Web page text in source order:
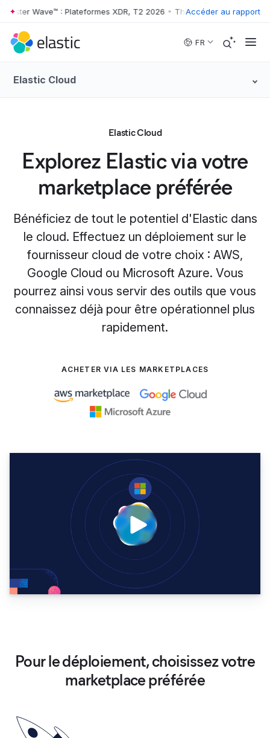
Skip to main content
Wave™ : Plateformes XDR, T2 2026 • The Forrester Wave™ :
Accéder au rapport
FR
Elastic Cloud
Elastic Cloud
Explorez Elastic via votre
marketplace préférée
Bénéficiez de tout le potentiel d'Elastic dans
le cloud. Effectuez un déploiement sur le
fournisseur cloud de votre choix : AWS,
Google Cloud ou Microsoft Azure. Vous
pourrez ainsi vous servir des outils que vous
connaissez déjà pour être opérationnel plus
rapidement.
ACHETER VIA LES MARKETPLACES
Pour le déploiement, choisissez votre
marketplace préférée